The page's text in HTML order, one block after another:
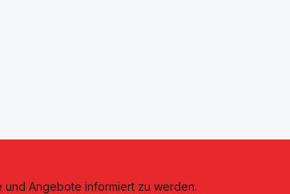
Angebote informiert zu werden.